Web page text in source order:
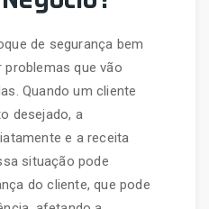
de segurança bem
problemas que vão
Quando um cliente
desejado, a
e a receita
situação pode
do cliente, que pode